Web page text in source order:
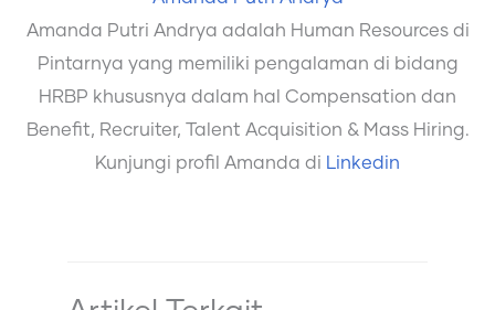
Amanda Putri Andrya adalah Human Resources di
Pintarnya yang memiliki pengalaman di bidang
HRBP khususnya dalam hal Compensation dan
Benefit, Recruiter, Talent Acquisition & Mass Hiring.
Kunjungi profil Amanda di Linkedin